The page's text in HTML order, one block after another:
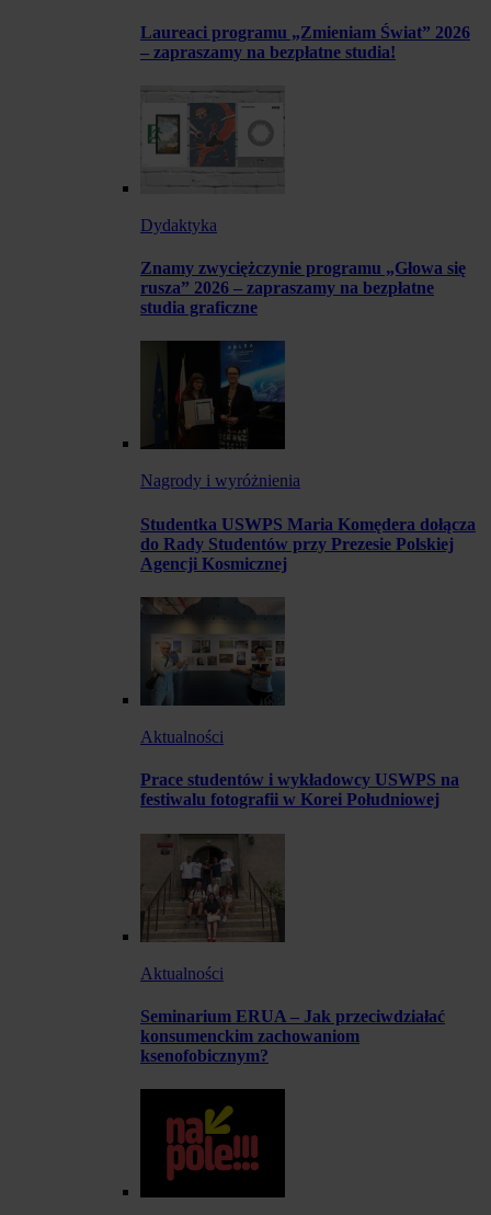
Laureaci programu „Zmieniam Świat” 2026
– zapraszamy na bezpłatne studia!
Dydaktyka
Znamy zwyciężczynie programu „Głowa się
rusza” 2026 – zapraszamy na bezpłatne
studia graficzne
Nagrody i wyróżnienia
Studentka USWPS Maria Komędera dołącza
do Rady Studentów przy Prezesie Polskiej
Agencji Kosmicznej
Aktualności
Prace studentów i wykładowcy USWPS na
festiwalu fotografii w Korei Południowej
Aktualności
Seminarium ERUA – Jak przeciwdziałać
konsumenckim zachowaniom
ksenofobicznym?